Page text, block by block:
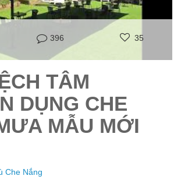
396 35
TÂM
DỤNG CHE
MẪU MỚI
Che Nắng